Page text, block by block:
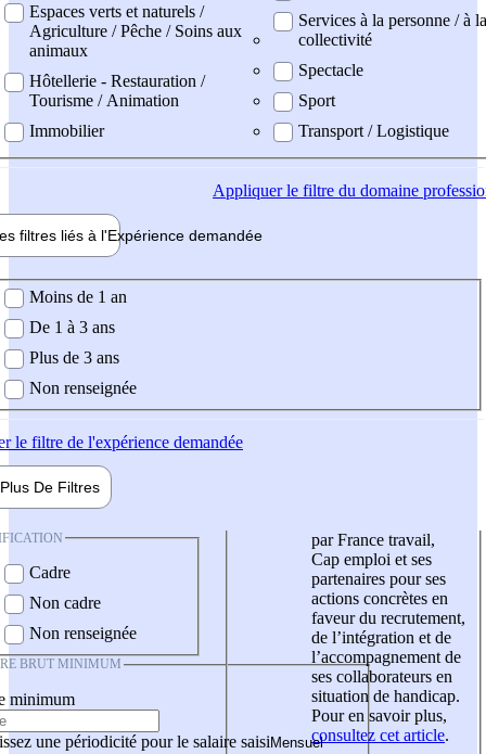
Espaces verts et naturels /
Agriculture / Pêche / Soins aux
animaux
Hôtellerie - Restauration /
Tourisme / Animation
Immobilier
Services à la personne / à la
collectivité
Spectacle
Sport
Transport / Logistique
Appliquerle filtre du domaine
filtres liés à l'Expérience demandée
demandée
Moins de 1 an
De 1 à 3 ans
Plus de 3 ans
Non renseignée
le filtre de l'expérience demandée
Plus De Filtres
Cadre
Non cadre
Non renseignée
BRUT MINIMUM
minimum
une périodicité pour le salaire saisi
par France travail,
Cap emploi et ses
partenaires pour ses
actions concrètes en
faveur du recrutement,
de l’intégration et de
l’accompagnement de
ses collaborateurs en
situation de handicap.
Pour en savoir plus,
consultez cet article.